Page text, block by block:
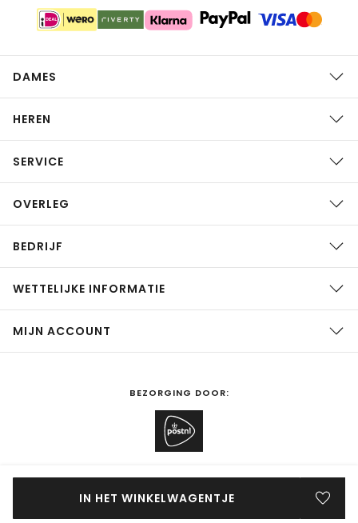
IN HET WINKELWAGENTJE
DAMES
HEREN
SERVICE
OVERLEG
BEDRIJF
WETTELIJKE INFORMATIE
MIJN ACCOUNT
BEZORGING DOOR: